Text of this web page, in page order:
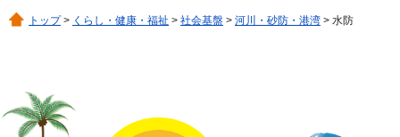
トップ> くらし・健康・福祉 > 社会基盤 > 河川・砂防・港湾 > 水防